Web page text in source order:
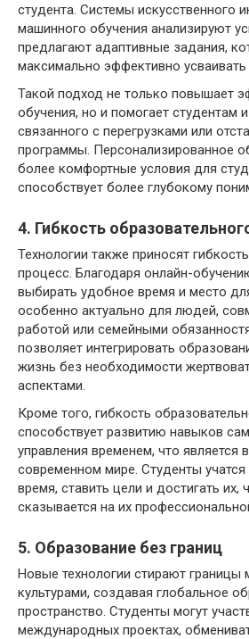
студента. Системы искусственного
машинного обучения анализируют
предлагают адаптивные задания,
максимально эффективно усваивать
Такой подход не только повышает
обучения, но и помогает студентам
связанного с перегрузками или
программы. Персонализированное
более комфортные условия для
способствует более глубокому
4. Гибкость
Технологии также приносят
процесс. Благодаря онлайн-
выбирать удобное время и место
особенно актуально для людей,
работой или семейными
позволяет интегрировать
жизнь без необходимости
аспектами.
Кроме того, гибкость
способствует развитию навыков
управления временем, что является
современном мире. Студенты учатся
время, ставить цели и достигать их,
сказывается на их
5. Образование без границ
Новые технологии стирают границы
культурами, создавая глобальное
пространство. Студенты могут
международных проектах,